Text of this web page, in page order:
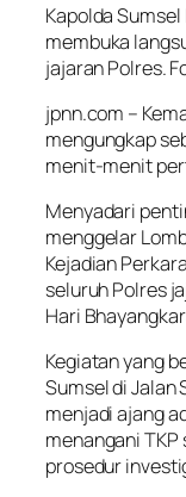
Kapolda
membuka
jajaran Polres.
jpnn.com –
mengungkap
menit-menit
Menyadari
menggelar
Kejadian
seluruh Polres
Hari
Kegiatan yang
Sumsel di Jalan
menjadi ajang
menangani
prosedur